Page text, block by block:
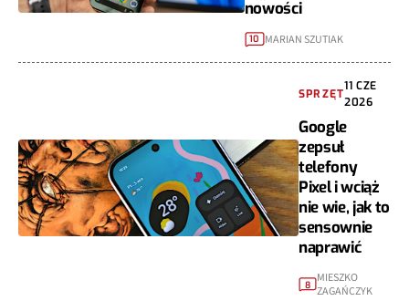
nowości
10 MARIAN SZUTIAK
SPRZĘT
11 CZE
2026
Google
zepsuł
telefony
Pixel i wciąż
nie wie, jak to
sensownie
naprawić
8 MIESZKO
ZAGAŃCZYK